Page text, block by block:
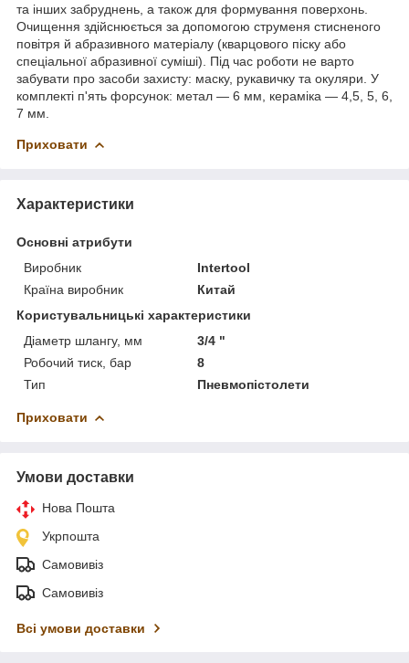
та інших забруднень, а також для формування поверхонь.
Очищення здійснюється за допомогою струменя стисненого
повітря й абразивного матеріалу (кварцового піску або
спеціальної абразивної суміші). Під час роботи не варто
забувати про засоби захисту: маску, рукавичку та окуляри. У
комплекті п'ять форсунок: метал — 6 мм, кераміка — 4,5, 5, 6,
7 мм.
Приховати
Характеристики
Основні атрибути
Виробник
Intertool
Країна виробник
Китай
Користувальницькі характеристики
Діаметр шлангу, мм
3/4 "
Робочий тиск, бар
8
Тип
Пневмопістолети
Приховати
Умови доставки
Нова Пошта
Укрпошта
Самовивіз
Самовивіз
Всі умови доставки